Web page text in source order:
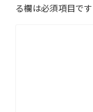
る欄は必須項目です